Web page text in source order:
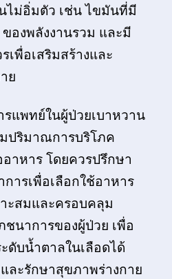
ไม่อิ่มตัว เช่น ไขมันที่มี
องพลังงานรวม และมี
พื่อเสริมสร้างและ
ย
รแพทย์ในผู้ป่วยเบาหวาน
ปริมาณการบริโภค
าหาร โดยควรปรึกษา
ารเพื่อเลือกใช้อาหาร
ะสมและครอบคลุม
ชนาการของผู้ป่วย เพื่อ
ดับน้ำตาลในเลือดได้
ละรักษาสุขภาพร่างกาย